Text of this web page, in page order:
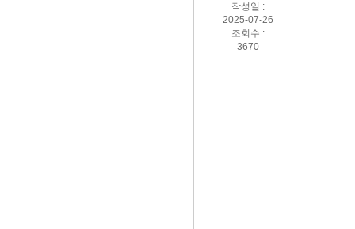
작성일 :
2025-07-26
조회수 :
3670